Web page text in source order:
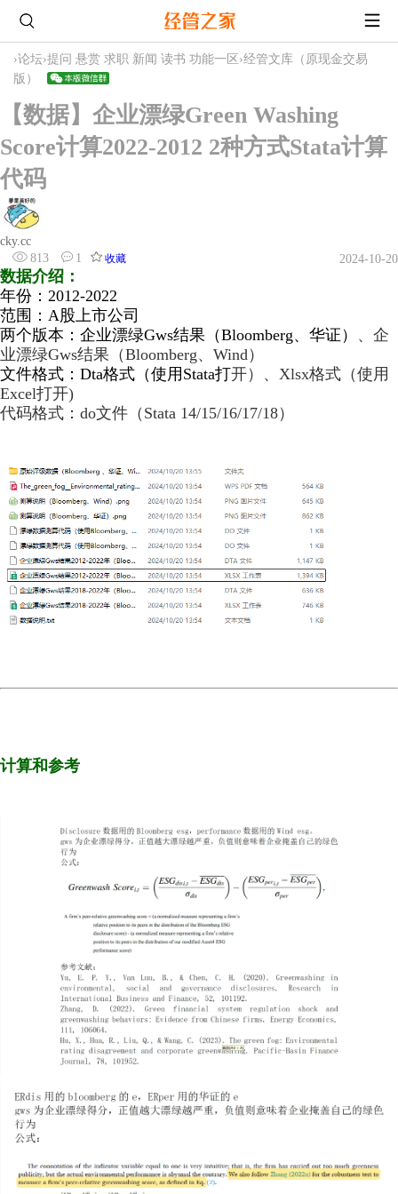
›论坛›提问 悬赏 求职 新闻 读书 功能一区 ›经管文库（原现金交易
版）
【数据】企业漂绿Green Washing
Score计算2022-2012 2种方式Stata计算
代码
cky.cc
813
1 收藏 2024-10-20
数据介绍：
年份：2012-2022
范围：A股上市公司
两个版本： 企业漂绿Gws结果（Bloomberg、华证） 、 企
业漂绿Gws结果（Bloomberg、Wind）
文件格式：Dta格式（使用Stata打开）、Xlsx格式（使用
Excel打开)
代码格式：do文件（Stata 14/15/16/17/18）
计算和参考